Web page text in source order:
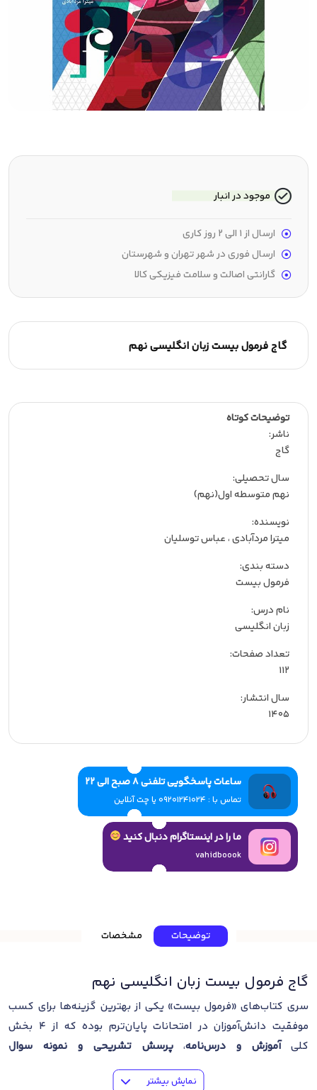
گاج فرمول بیست زبان انگلیسی نهم
توضیحات کوتاه
ناشر:‌
گاج
سال تحصیلی:‌
نهم متوسطه اول(نهم)
نویسنده:‌
میترا مردآبادی،عباس توسلیان
دسته بندی:
فرمول بیست
نام درس:
زبان انگلیسی
تعداد صفحات:‌
112
سال انتشار:‌
1405
ساعات پاسخگویی تلفنی 8 صبح الی 22
تماس با : 09201241024 یا چت آنلاین
ما را در اینستاگرام دنبال کنید
vahidboook
موجود در انبار
ارسال از 1 الی 2 روز کاری
ارسال فوری در شهر تهران و شهرستان
گارانتی اصالت و سلامت فیزیکی کالا
توضیحات مشخصات
گاج فرمول بیست زبان انگلیسی نهم
سری کتاب‌های «فرمول بیست» یکی از بهترین گزینه‌ها برای کسب
موفقیت دانش‌‌آموزان در امتحانات پایان‌ترم بوده که از 4 بخش
کلیآموزش و درس‌نامه، پرسش تشریحی و نمونه سوال
فیلم آموزشیتشکیل شده است. کتابی که
پیش‌ رو دارید اثر انتشارات بین‌المللی گاج بوده و هدف آن ارائه
نمایش بیشتر